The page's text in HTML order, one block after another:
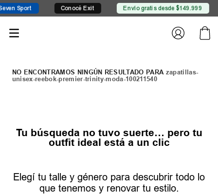
Sport Conocé Exit Envío gratis desde $149.999
zapatillas-
unisex-reebok-premier-trinity-moda-100211540
Tu búsqueda no tuvo suerte… pero tu
outfit ideal está a un clic
Elegí tu talle y género para descubrir todo lo
que tenemos y renovar tu estilo.